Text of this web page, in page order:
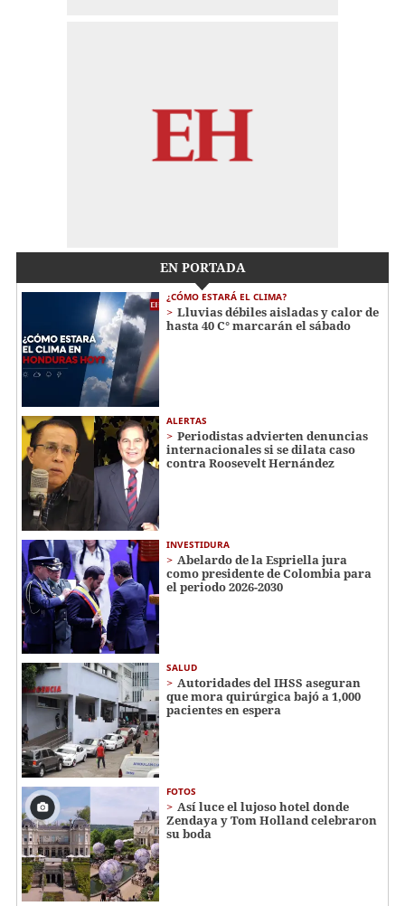
EN PORTADA
¿CÓMO ESTARÁ EL CLIMA?
Lluvias débiles aisladas y calor de
hasta 40 C° marcarán el sábado
ALERTAS
Periodistas advierten denuncias
internacionales si se dilata caso
contra Roosevelt Hernández
INVESTIDURA
Abelardo de la Espriella jura
como presidente de Colombia para
el periodo 2026-2030
SALUD
Autoridades del IHSS aseguran
que mora quirúrgica bajó a 1,000
pacientes en espera
FOTOS
Así luce el lujoso hotel donde
Zendaya y Tom Holland celebraron
su boda